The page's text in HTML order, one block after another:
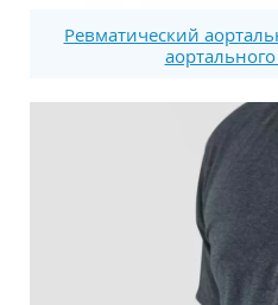
Ревматический